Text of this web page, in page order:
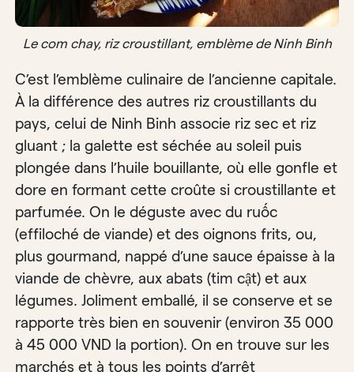
Le com chay, riz croustillant, emblème de Ninh Binh
C’est l’emblème culinaire de l’ancienne capitale.
À la différence des autres riz croustillants du
pays, celui de Ninh Binh associe riz sec et riz
gluant ; la galette est séchée au soleil puis
plongée dans l’huile bouillante, où elle gonfle et
dore en formant cette croûte si croustillante et
parfumée. On le déguste avec du ruốc
(effiloché de viande) et des oignons frits, ou,
plus gourmand, nappé d’une sauce épaisse à la
viande de chèvre, aux abats (tim cật) et aux
légumes. Joliment emballé, il se conserve et se
rapporte très bien en souvenir (environ 35 000
à 45 000 VND la portion). On en trouve sur les
marchés et à tous les points d’arrêt